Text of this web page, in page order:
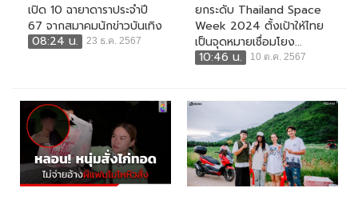
เปิด 10 ฉายาดาราประจำปี
67 จากสมาคมนักข่าวบันเทิง
08:24 น.
23 ธ.ค. 2567
ยกระดับ Thailand Space
Week 2024 ตั้งเป้าให้ไทย
เป็นจุดหมายเชื่อมโยง...
10:46 น.
10 ต.ค. 2567